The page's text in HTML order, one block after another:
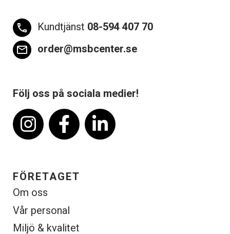
phone Kundtjänst 08-594 407 70
email order@msbcenter.se
Följ oss på sociala medier!
FÖRETAGET
Om oss
Vår personal
Miljö & kvalitet